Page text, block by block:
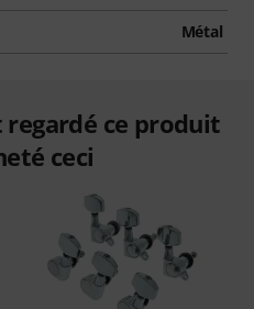
Métal
ce produit
ceci